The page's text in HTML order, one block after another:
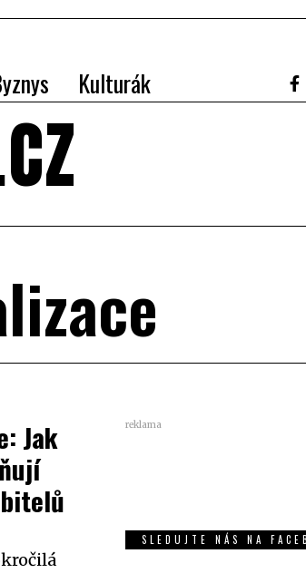
Kulturák
Jak
reklama
SLEDUJTE NÁS NA